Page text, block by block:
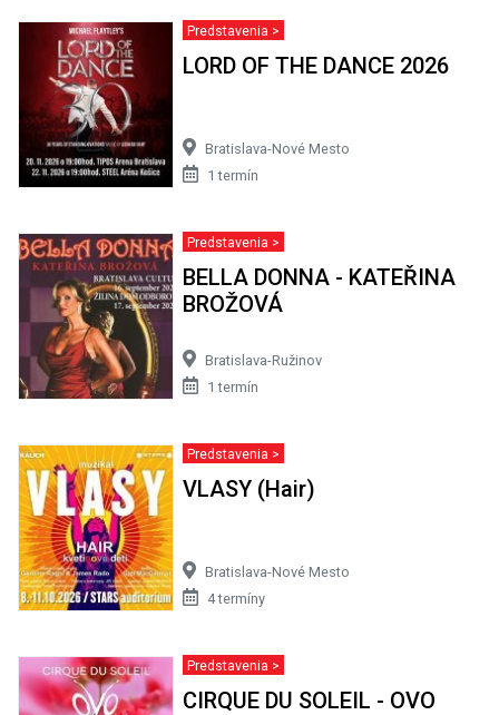
Predstavenia >
LORD OF THE DANCE 2026
Bratislava-Nové Mesto
1 termín
Predstavenia >
BELLA DONNA - KATEŘINA
BROŽOVÁ
Bratislava-Ružinov
1 termín
Predstavenia >
VLASY (Hair)
Bratislava-Nové Mesto
4 termíny
Predstavenia >
CIRQUE DU SOLEIL - OVO